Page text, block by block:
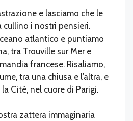
e lasciamo che le
i nostri pensieri.
atlantico e puntiamo
tra Trouville sur Mer e
francese. Risaliamo,
tra una chiusa e l’altra, e
Cité, nel cuore di Parigi.
zattera immaginaria